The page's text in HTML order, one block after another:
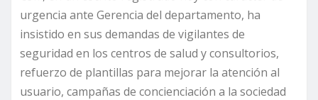
urgencia ante Gerencia del departamento, ha
insistido en sus demandas de vigilantes de
seguridad en los centros de salud y consultorios,
refuerzo de plantillas para mejorar la atención al
usuario, campañas de concienciación a la sociedad